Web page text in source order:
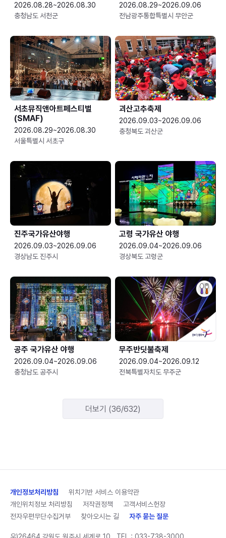
2026.08.28~2026.08.30
충청남도 서천군
2026.08.29~2026.09.06
전남광주통합특별시 무안군
서초뮤직앤아트페스티벌
(SMAF)
2026.08.29~2026.08.30
서울특별시 서초구
괴산고추축제
2026.09.03~2026.09.06
충청북도 괴산군
진주국가유산야행
2026.09.03~2026.09.06
경상남도 진주시
고령 국가유산 야행
2026.09.04~2026.09.06
경상북도 고령군
공주 국가유산 야행
2026.09.04~2026.09.06
충청남도 공주시
무주반딧불축제
2026.09.04~2026.09.12
전북특별자치도 무주군
더보기 (36/632)
개인정보처리방침
위치기반 서비스 이용약관
개인위치정보 처리방침
저작권정책
고객서비스헌장
전자우편무단수집거부
찾아오시는 길 자주 묻는 질문